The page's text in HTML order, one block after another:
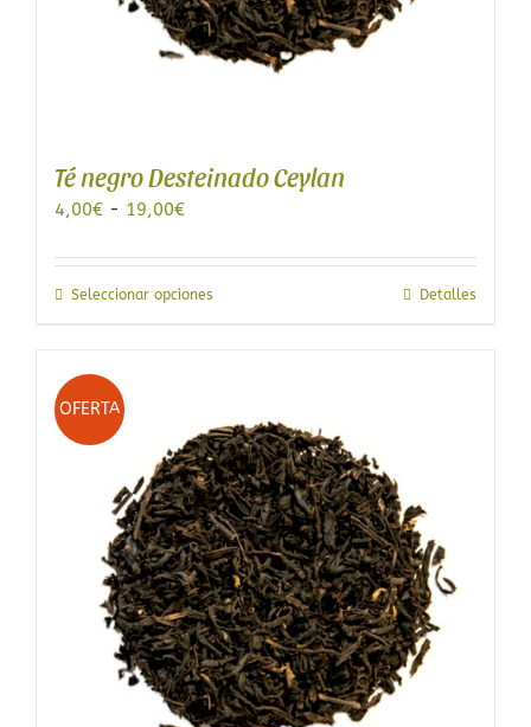
Té negro Desteinado Ceylan
4,00€ - 19,00€Rango
precios:
desde
Seleccionar opcionesEste
Las
opciones
se
pueden
elegir
en
la
página
de
producto
Detalles
OFERTA